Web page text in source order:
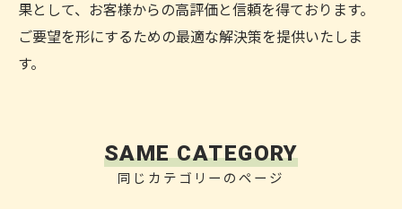
果として、お客様からの高評価と信頼を得ております。
ご要望を形にするための最適な解決策を提供いたしま
す。
同じカテゴリーのページ
SAME CATEGORY